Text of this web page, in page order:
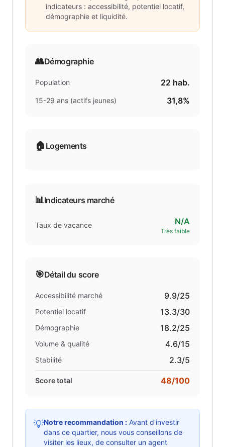
indicateurs : accessibilité, potentiel locatif,
démographie et liquidité.
👥Démographie
Population 22 hab.
15-29 ans (actifs jeunes) 31,8%
🏠 Logements
📊Indicateurs marché
Taux de vacance N/A
Très faible
🎯Détail du score
Accessibilité marché 9.9/25
Potentiel locatif 13.3/30
Démographie 18.2/25
Volume & qualité 4.6/15
Stabilité 2.3/5
Score total 48/100
💡Notre recommandation : Avant d'investir
dans ce quartier, nous vous conseillons de
visiter les lieux, de consulter un agent